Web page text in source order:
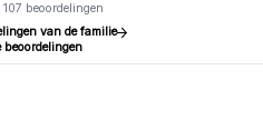
beoordelingen
van de familie
beoordelingen